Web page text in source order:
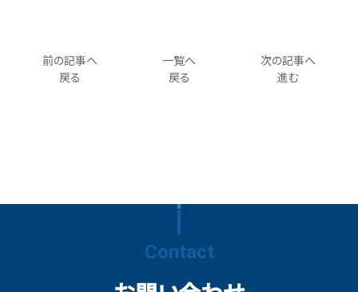
一覧へ
戻る
前の記事へ
戻る
次の記事へ
進む
Contact